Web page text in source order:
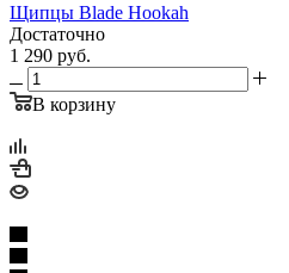
Щипцы Blade Hookah
Достаточно
1 290 руб.
В корзину